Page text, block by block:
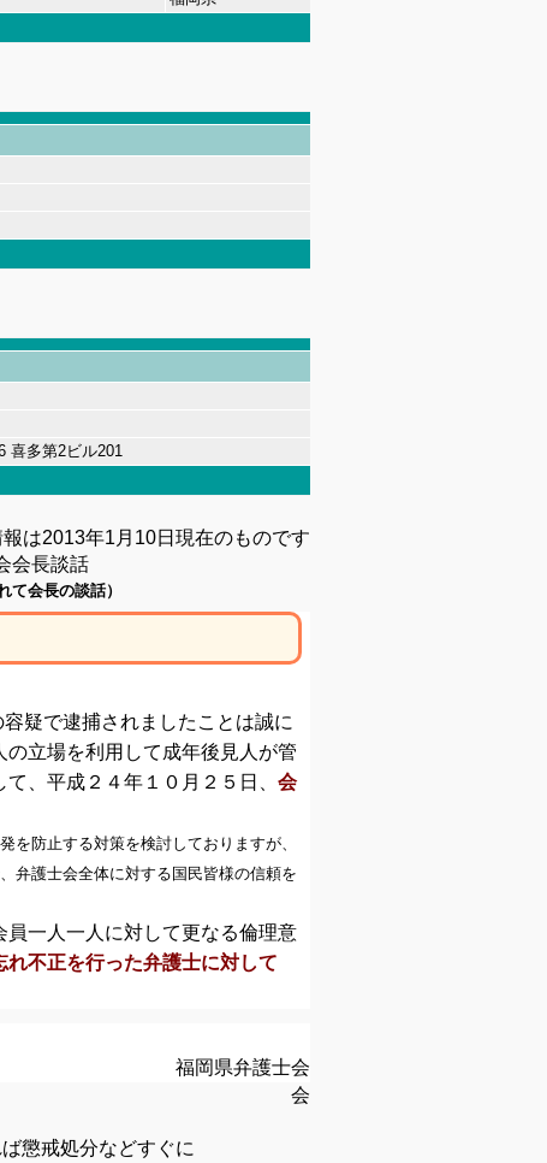
喜多第2ビル201
は2013年1 月 10日現在のものです
会長談話
て会長の談話）
疑で逮捕されましたことは誠に
立場を利用して成年後見人が管
、平成２４年１０月２５日、 会
防止する対策を検討しておりますが、
弁護士会全体に対する国民皆様の信頼を
一人一人に対して更なる倫理意
れ不正を行った弁護士に対して
年１０月３１日
福岡県弁護士会
懲戒処分などすぐに